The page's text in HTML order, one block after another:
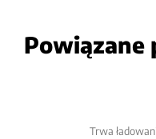
Powiązane
Trwa